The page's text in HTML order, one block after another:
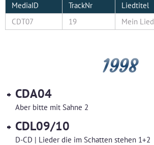
CDT07 19 Mein Lied
MediaID TrackNr Liedtitel
1998
CDA04
Aber bitte mit Sahne 2
CDL09/10
D-CD | Lieder die im Schatten stehen 1+2